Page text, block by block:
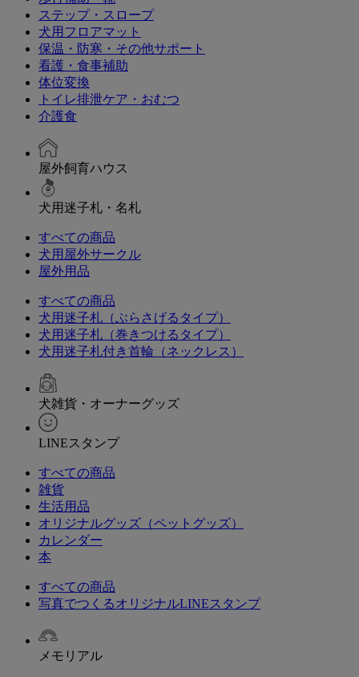
ステップ・スロープ
犬用フロアマット
保温・防寒・その他サポート
看護・食事補助
体位変換
トイレ排泄ケア・おむつ
介護食
屋外飼育ハウス
犬用迷子札・名札
すべての商品
犬用屋外サークル
屋外用品
すべての商品
犬用迷子札（ぶらさげるタイプ）
犬用迷子札（巻きつけるタイプ）
犬用迷子札付き首輪（ネックレス）
犬雑貨・オーナーグッズ
LINEスタンプ
すべての商品
雑貨
生活用品
オリジナルグッズ（ペットグッズ）
カレンダー
本
すべての商品
写真でつくるオリジナルLINEスタンプ
メモリアル